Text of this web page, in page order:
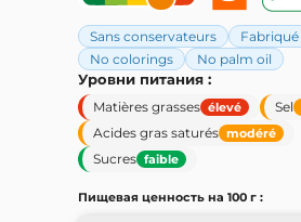
Sans conservateurs
No colorings
No palm oil
Уровни питания :
Matières grasses élevé Sel
Acides gras saturés modéré
Sucres faible
Пищевая ценность на 100 г :